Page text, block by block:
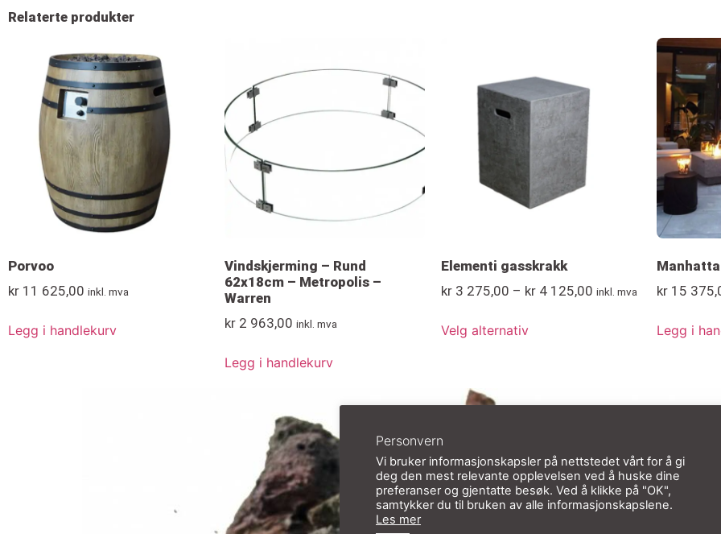
Relaterte produkter
Porvoo
kr 11 625,00 inkl. mva
Legg i handlekurv
Vindskjerming – Rund
62x18cm – Metropolis –
Warren
kr2 963,00 inkl. mva
Legg i handlekurv
Elementi gasskrakk
kr3 275,00 – kr4 125,00 inkl. mva
Velg alternativ
kr 15
Legg i
Personvern
Vi bruker informasjonskapsler på nettstedet vårt for å gi
deg den mest relevante opplevelsen ved å huske dine
preferanser og gjentatte besøk. Ved å klikke på "OK",
samtykker du til bruken av alle informasjonskapslene.
Les mer